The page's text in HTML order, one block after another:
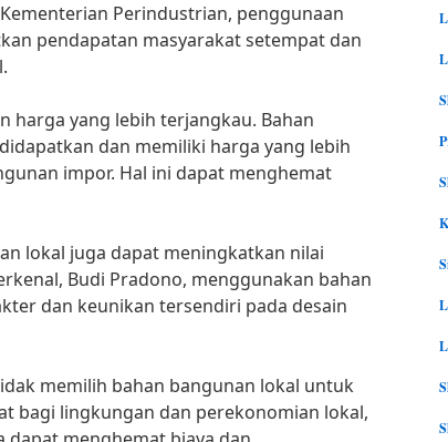
Perindustrian, penggunaan
pendapatan masyarakat setempat dan
harga yang lebih terjangkau. Bahan
dan memiliki harga yang lebih
impor. Hal ini dapat menghemat
lokal juga dapat meningkatkan nilai
Budi Pradono, menggunakan bahan
dan keunikan tersendiri pada desain
memilih bahan bangunan lokal untuk
bagi lingkungan dan perekonomian lokal,